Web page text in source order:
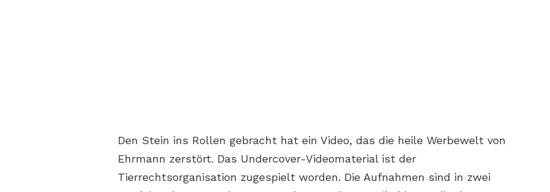
Den Stein ins Rollen gebracht hat ein Video, das die heile Werbewelt von
Ehrmann zerstört. Das Undercover-Videomaterial ist der
Tierrechtsorganisation zugespielt worden. Die Aufnahmen sind in zwei